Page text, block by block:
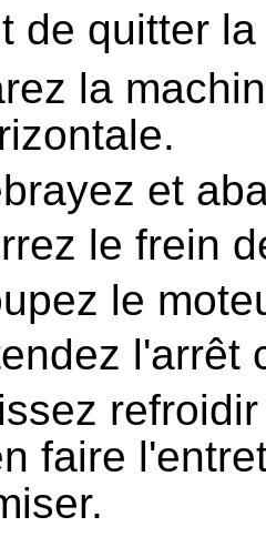
de quitter
la
et
le frein
le
l'arrêt
faire